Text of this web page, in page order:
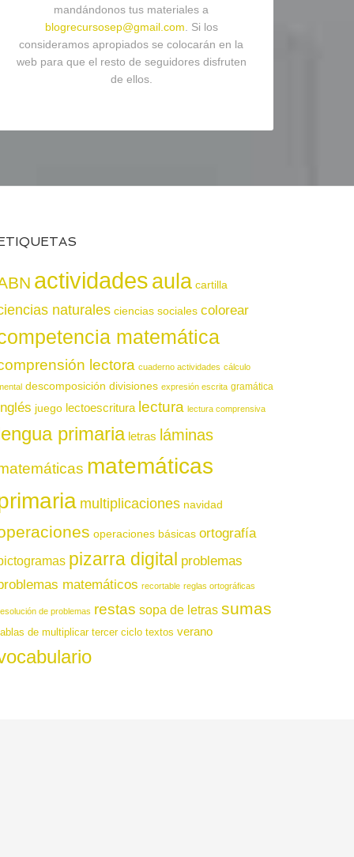
mandándonos tus materiales a
blogrecursosep@gmail.com . Si los
consideramos apropiados se colocarán en la
web para que el resto de seguidores disfruten
de ellos.
actividadesaula cartilla
naturales ciencias sociales colorear
matemática
lectora cuaderno actividades cálculo
descomposición divisiones expresión escrita gramática
juego lectoescritura lectura lectura comprensiva
primaria letras láminas
matemáticas
multiplicaciones navidad
operaciones básicas ortografía
pizarra digital problemas
matemáticos recortable reglas ortográficas
de problemas restas sopa de letras sumas
de multiplicar tercer ciclo textos verano